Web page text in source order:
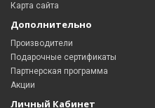
Карта сайта
Дополнительно
Производители
Подарочные сертификаты
Партнерская программа
Акции
Личный Кабинет